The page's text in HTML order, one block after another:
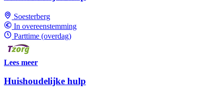
Soesterberg
In overeenstemming
Parttime (overdag)
Lees meer
Huishoudelijke hulp